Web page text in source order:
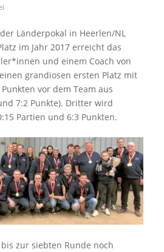
Länderpokal in Heerlen/NL
im Jahr 2017 erreicht das
und einem Coach von
grandiosen ersten Platz mit
vor dem Team aus
7:2 Punkte). Dritter wird
Partien und 6:3 Punkten.
zur siebten Runde noch